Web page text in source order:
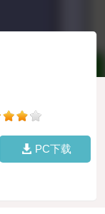
PC下载